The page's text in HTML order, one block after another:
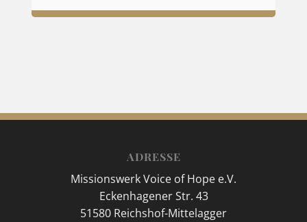
ADRESSE
Missionswerk Voice of Hope e.V.
Eckenhagener Str. 43
51580 Reichshof-Mittelagger